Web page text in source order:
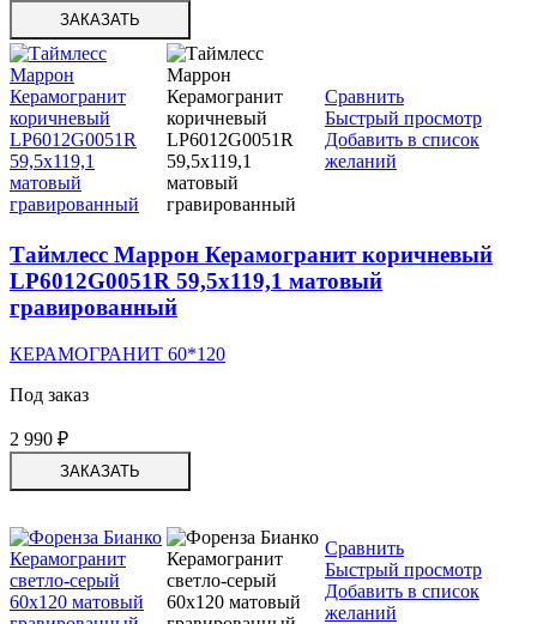
ЗАКАЗАТЬ
Сравнить
Быстрый просмотр
Добавить в список
желаний
Таймлесс Маррон Керамогранит коричневый
LP6012G0051R 59,5х119,1 матовый
гравированный
КЕРАМОГРАНИТ 60*120
Под заказ
2 990 ₽
ЗАКАЗАТЬ
Сравнить
Быстрый просмотр
Добавить в список
желаний